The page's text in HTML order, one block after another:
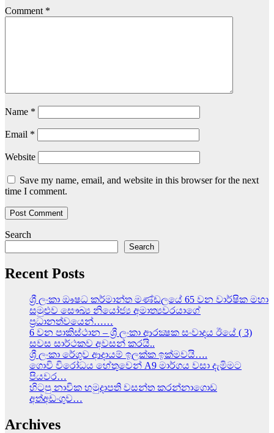
Comment *
Name *
Email *
Website
Save my name, email, and website in this browser for the next
time I comment.
Search
Search
Recent Posts
ශ්‍රී ලංකා ඖෂධ කර්මාන්ත මණ්ඩලයේ 65 වන වාර්ෂික මහා
සමුළුව සෞඛ්‍ය නියෝජ්‍ය අමාත්‍යවරයාගේ
ප්‍රධානත්වයෙන්……
6 වන පාකිස්ථාන – ශ්‍රී ලංකා ආරක්‍ෂක සංවාදය ඊයේ ( 3)
සවස සාර්ථකව අවසන් කරයි..
ශ්‍රී ලංකා රේගුව ආදායම් ඉලක්ක ඉක්මවයි….
ගොවි විරෝධය හේතුවෙන් A9 මාර්ගය වසා දැමිමට
පියවර…
හිටපු නාවික හමුදාපති වසන්ත කරන්නාගොඩ
අත්අඩංගුව…
Archives